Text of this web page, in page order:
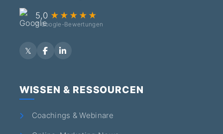
5,0 ★★★★★
7 Google-Bewertungen
WISSEN & RESSOURCEN
Coachings & Webinare